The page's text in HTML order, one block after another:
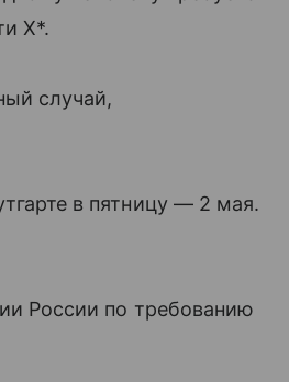
X*.
случай,
в пятницу — 2 мая.
России по требованию